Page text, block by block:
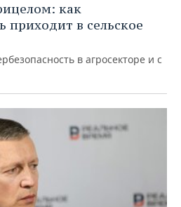
как
приходит в сельское
в агросекторе и с